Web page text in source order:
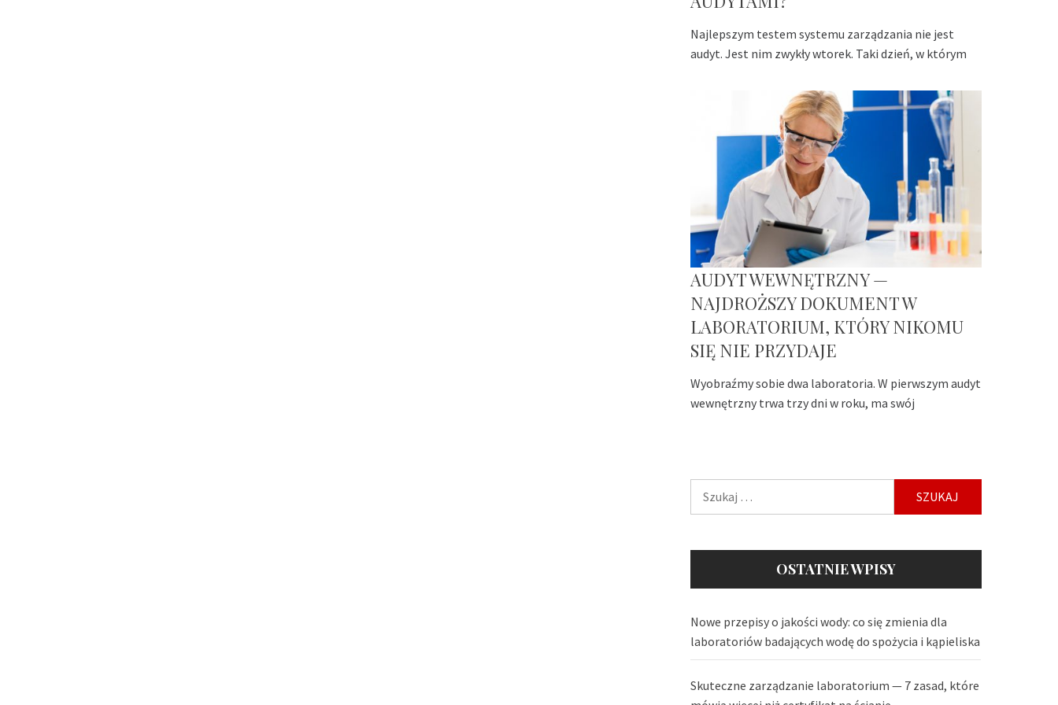
Najlepszym testem systemu zarządzania nie jest
audyt. Jest nim zwykły wtorek. Taki dzień, w którym
AUDYT WEWNĘTRZNY —
NAJDROŻSZY DOKUMENT W
LABORATORIUM, KTÓRY NIKOMU
SIĘ NIE PRZYDAJE
Wyobraźmy sobie dwa laboratoria. W pierwszym audyt
wewnętrzny trwa trzy dni w roku, ma swój
OSTATNIE WPISY
Nowe przepisy o jakości wody: co się zmienia dla
laboratoriów badających wodę do spożycia i kąpieliska
Skuteczne zarządzanie laboratorium — 7 zasad, które